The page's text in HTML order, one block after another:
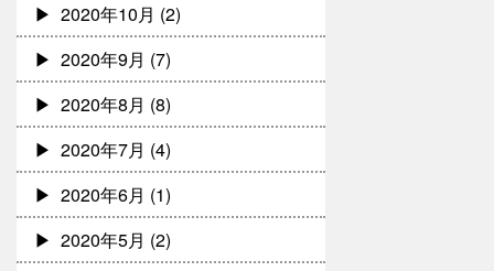
2020年10月 (2)
2020年9月 (7)
2020年8月 (8)
2020年7月 (4)
2020年6月 (1)
2020年5月 (2)